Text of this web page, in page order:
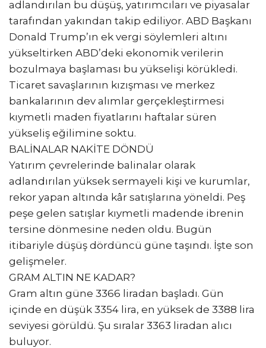
adlandırılan bu düşüş, yatırımcıları ve piyasalar
tarafından yakından takip ediliyor. ABD Başkanı
Donald Trump’ın ek vergi söylemleri altını
yükseltirken ABD’deki ekonomik verilerin
bozulmaya başlaması bu yükselişi körükledi.
Ticaret savaşlarının kızışması ve merkez
bankalarının dev alımlar gerçekleştirmesi
kıymetli maden fiyatlarını haftalar süren
yükseliş eğilimine soktu.
BALİNALAR NAKİTE DÖNDÜ
Yatırım çevrelerinde balinalar olarak
adlandırılan yüksek sermayeli kişi ve kurumlar,
rekor yapan altında kâr satışlarına yöneldi. Peş
peşe gelen satışlar kıymetli madende ibrenin
tersine dönmesine neden oldu. Bugün
itibariyle düşüş dördüncü güne taşındı. İşte son
gelişmeler.
GRAM ALTIN NE KADAR?
Gram altın güne 3366 liradan başladı. Gün
içinde en düşük 3354 lira, en yüksek de 3388 lira
seviyesi görüldü. Şu sıralar 3363 liradan alıcı
buluyor.